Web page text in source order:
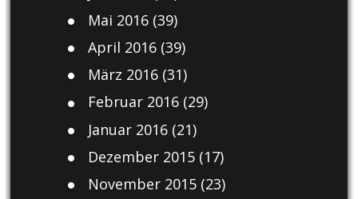
Mai 2016(39)
April 2016(39)
März 2016(31)
Februar 2016(29)
Januar 2016(21)
Dezember 2015(17)
November 2015(23)